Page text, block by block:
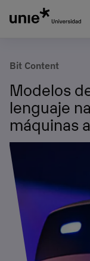
Bit Content
Modelos
lenguaje
máquinas